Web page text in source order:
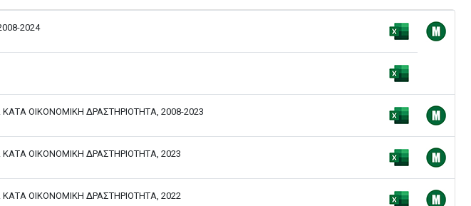
2024
ΟΙΚΟΝΟΜΙΚΗ ΔΡΑΣΤΗΡΙΟΤΗΤΑ, 2008-2023
ΟΙΚΟΝΟΜΙΚΗ ΔΡΑΣΤΗΡΙΟΤΗΤΑ, 2023
ΟΙΚΟΝΟΜΙΚΗ ΔΡΑΣΤΗΡΙΟΤΗΤΑ, 2022